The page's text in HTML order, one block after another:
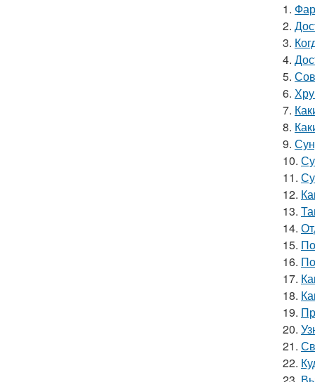
1.
2.
3.
4.
5.
6.
7.
8.
9.
10.
11.
12.
13.
14.
15.
16.
17.
18.
19.
20.
21.
22.